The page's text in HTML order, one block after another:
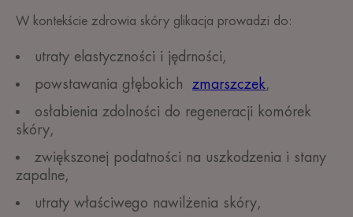
W kontekście zdrowia skóry glikacja prowadzi do:
utraty elastyczności i jędrności,
powstawania głębokich zmarszczek,
osłabienia zdolności do regeneracji komórek
skóry,
zwiększonej podatności na uszkodzenia i stany
zapalne,
utraty właściwego nawilżenia skóry,